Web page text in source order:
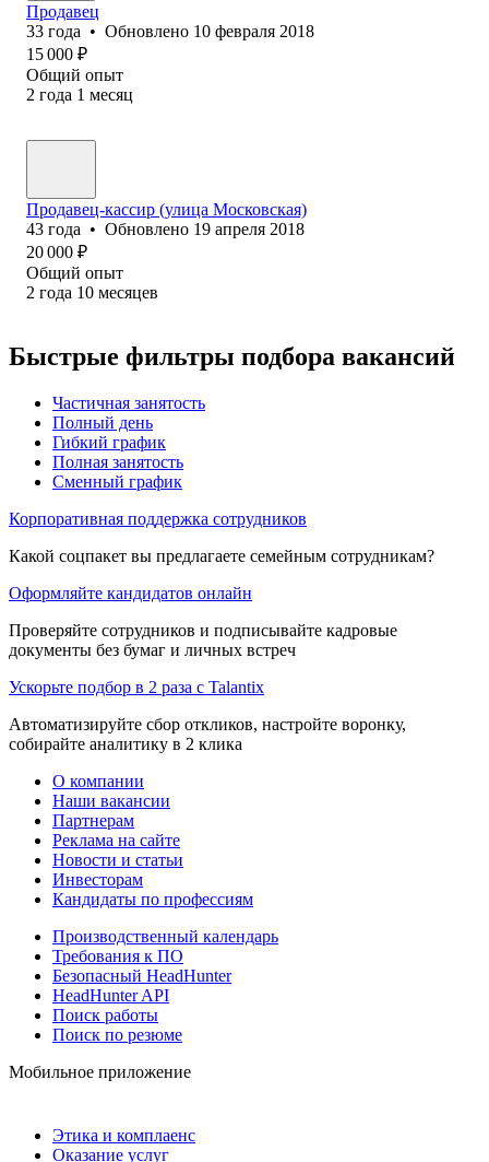
Продавец
33 года • Обновлено 10 февраля 2018
15 000 ₽
Общий опыт
2 года 1 месяц
Продавец-кассир (улица Московская)
43 года • Обновлено 19 апреля 2018
20 000 ₽
Общий опыт
2 года 10 месяцев
Быстрые фильтры подбора вакансий
Частичная занятость
Полный день
Гибкий график
Полная занятость
Сменный график
Корпоративная поддержка сотрудников
Какой соцпакет вы предлагаете семейным сотрудникам?
Оформляйте кандидатов онлайн
Проверяйте сотрудников и подписывайте кадровые
документы без бумаг и личных встреч
Ускорьте подбор в 2 раза с Talantix
Автоматизируйте сбор откликов, настройте воронку,
собирайте аналитику в 2 клика
О компании
Наши вакансии
Партнерам
Реклама на сайте
Новости и статьи
Инвесторам
Кандидаты по профессиям
Производственный календарь
Требования к ПО
Безопасный HeadHunter
HeadHunter API
Поиск работы
Поиск по резюме
Мобильное приложение
Этика и комплаенс
Оказание услуг